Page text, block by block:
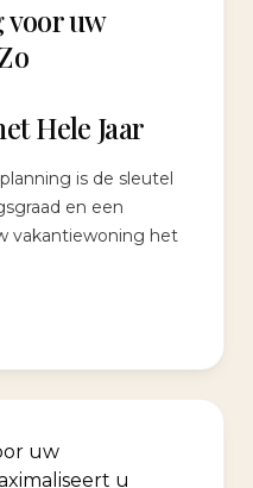
voor uw
Hele Jaar
is de sleutel
en een
vakantiewoning het